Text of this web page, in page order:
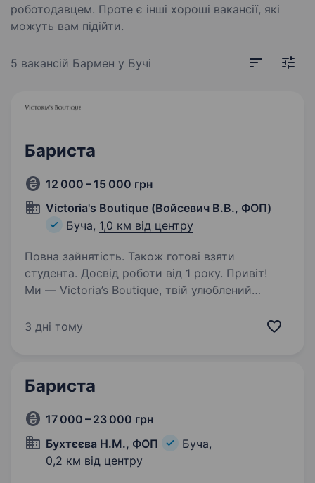
роботодавцем. Проте є інші хороші вакансії, які
можуть вам підійти.
5 вакансій Бармен у Бучі
Бариста
12 000 – 15 000 грн
Victoria's Boutique (Войсевич В.В., ФОП)
Буча, 1,0 км від центру
Повна зайнятість. Також готові взяти
студента. Досвід роботи від 1 року. Привіт!
Ми — Victoria’s Boutique, твій улюблений
Victoria’s Secret та PINK у Бучі. Ми цінуємо
3 дні тому
Бариста
17 000 – 23 000 грн
Бухтєєва Н.М., ФОП
Буча,
0,2 км від центру